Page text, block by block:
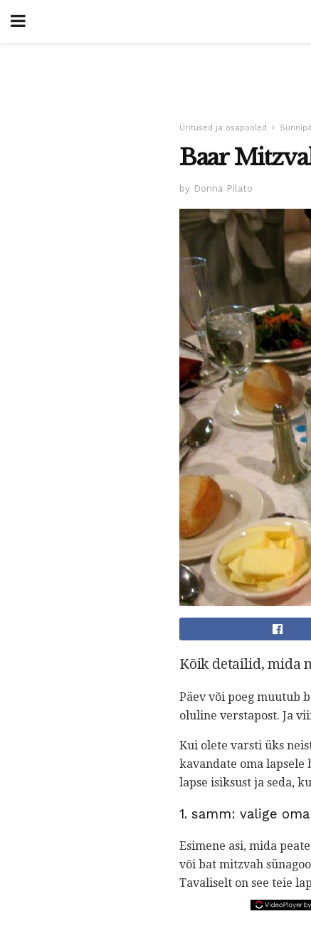
Üritused ja osapooled
Baar
by Donna Pilato
Kõik detailid, mida
Päev või poeg muutub
oluline verstapost. Ja
Kui olete varsti üks
kavandate oma lapsele
lapse isiksust ja seda,
1. samm: valige
Esimene asi, mida
või bat mitzvah
Tavaliselt on see teie